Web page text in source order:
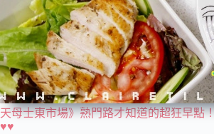
天母士東市場》熟門路才知道的超狂早點
♥♥